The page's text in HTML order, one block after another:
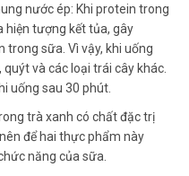
nước ép: Khi protein trong
hiện tượng kết tủa, gây
sữa. Vì vậy, khi uống
và các loại trái cây khác.
uống sau 30 phút.
trà xanh có chất đặc trị
để hai thực phẩm này
năng của sữa.